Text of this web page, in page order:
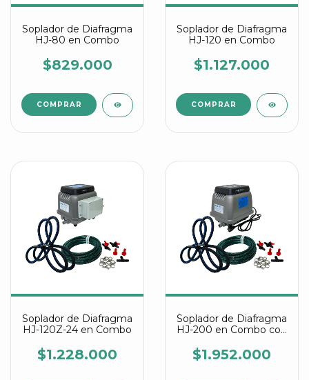
Soplador de Diafragma
HJ-80 en Combo
$829.000
Soplador de Diafragma
HJ-120 en Combo
$1.127.000
Soplador de Diafragma
HJ-120Z-24 en Combo
$1.228.000
Soplador de Diafragma
HJ-200 en Combo con
$1.952.000